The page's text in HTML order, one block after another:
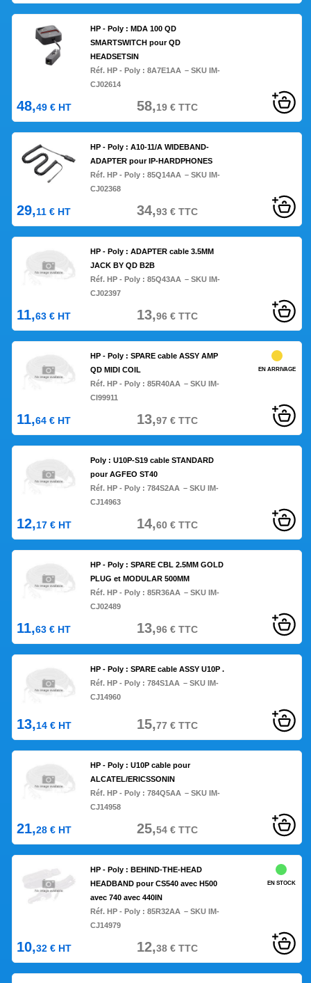
HP - Poly : MDA 100 QD
SMARTSWITCH pour QD
HEADSETSIN
Réf. HP - Poly :8A7E1AA – SKU IM-
CJ02614
48,49 € HT 58,19€TTC
HP - Poly : A10-11/A WIDEBAND-
ADAPTER pour IP-HARDPHONES
Réf. HP - Poly :85Q14AA – SKU IM-
CJ02368
29,11 € HT 34,93€TTC
HP - Poly : ADAPTER cable 3.5MM
JACK BY QD B2B
Réf. HP - Poly :85Q43AA – SKU IM-
CJ02397
11,63 € HT 13,96€TTC
HP - Poly : SPARE cable ASSY AMP
QD MIDI COIL
Réf. HP - Poly :85R40AA – SKU IM-
CI99911
EN ARRIVAGE
11,64 € HT 13,97 €TTC
Poly : U10P-S19 cable STANDARD
pour AGFEO ST40
Réf. HP - Poly :784S2AA – SKU IM-
CJ14963
12,17 € HT 14,60€TTC
HP - Poly : SPARE CBL 2.5MM GOLD
PLUG et MODULAR 500MM
Réf. HP - Poly :85R36AA – SKU IM-
CJ02489
11,63 € HT 13,96€TTC
HP - Poly : SPARE cable ASSY U10P .
Réf. HP - Poly :784S1AA – SKU IM-
CJ14960
13,14 € HT 15,77 €TTC
HP - Poly : U10P cable pour
ALCATEL/ERICSSONIN
Réf. HP - Poly :784Q5AA – SKU IM-
CJ14958
21,28 € HT 25,54€TTC
HP - Poly : BEHIND-THE-HEAD
HEADBAND pour CS540 avec H500
avec 740 avec 440IN
Réf. HP - Poly :85R32AA – SKU IM-
CJ14979
EN STOCK
10,32 € HT 12,38€TTC